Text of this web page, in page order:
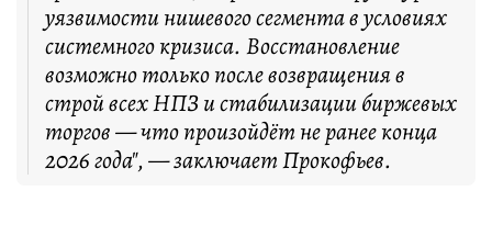
уязвимости нишевого сегмента в условиях
системного кризиса. Восстановление
возможно только после возвращения в
строй всех НПЗ и стабилизации биржевых
торгов — что произойдёт не ранее конца
2026 года", — заключает Прокофьев.